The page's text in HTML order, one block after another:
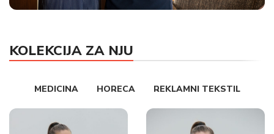
HORECA UNIFORME
KOLEKCIJA ZA NJU
MEDICINA HORECA REKLAMNI TEKSTIL